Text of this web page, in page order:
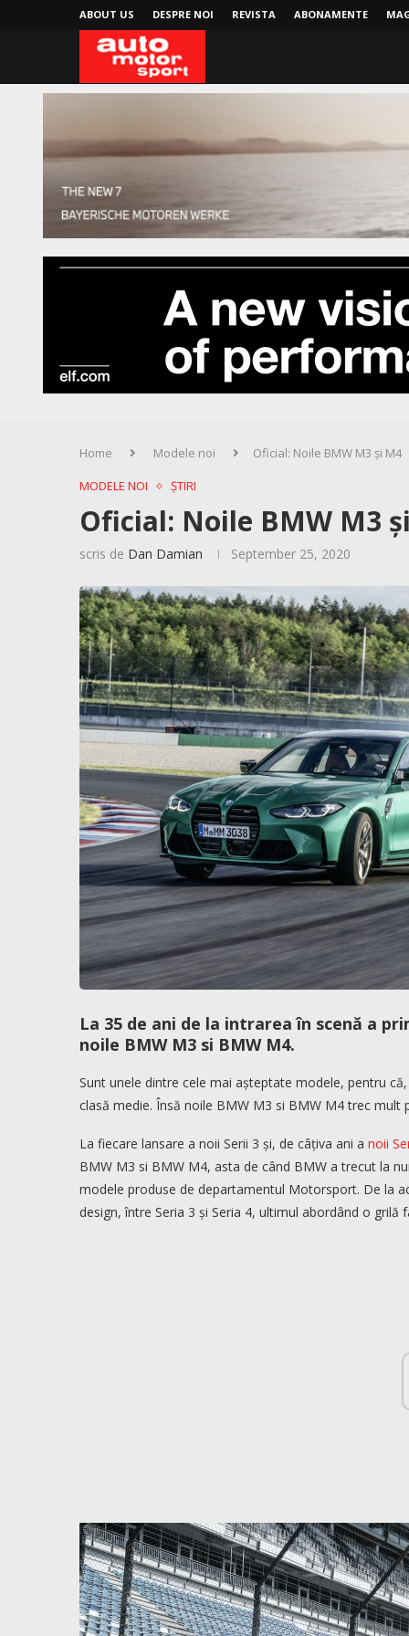
ABOUT US DESPRE NOI REVISTA ABONAMENTE
Home Modele noi
Oficial: Noile BMW M3 și M4
MODELE NOI
ȘTIRI
Oficial: Noile BMW M3
scris de Dan Damian September 25, 2020
La 35 de ani de la intrarea în scenă a
noile BMW M3 si BMW M4.
Sunt unele dintre cele mai așteptate modele, pentru
clasă medie. Însă noile BMW M3 si BMW M4 trec mult
La fiecare lansare a noii Serii 3 și, de câțiva ani a noii
BMW M3 si BMW M4, asta de când BMW a trecut la
modele produse de departamentul Motorsport. De la
design, între Seria 3 și Seria 4, ultimul abordând o grilă